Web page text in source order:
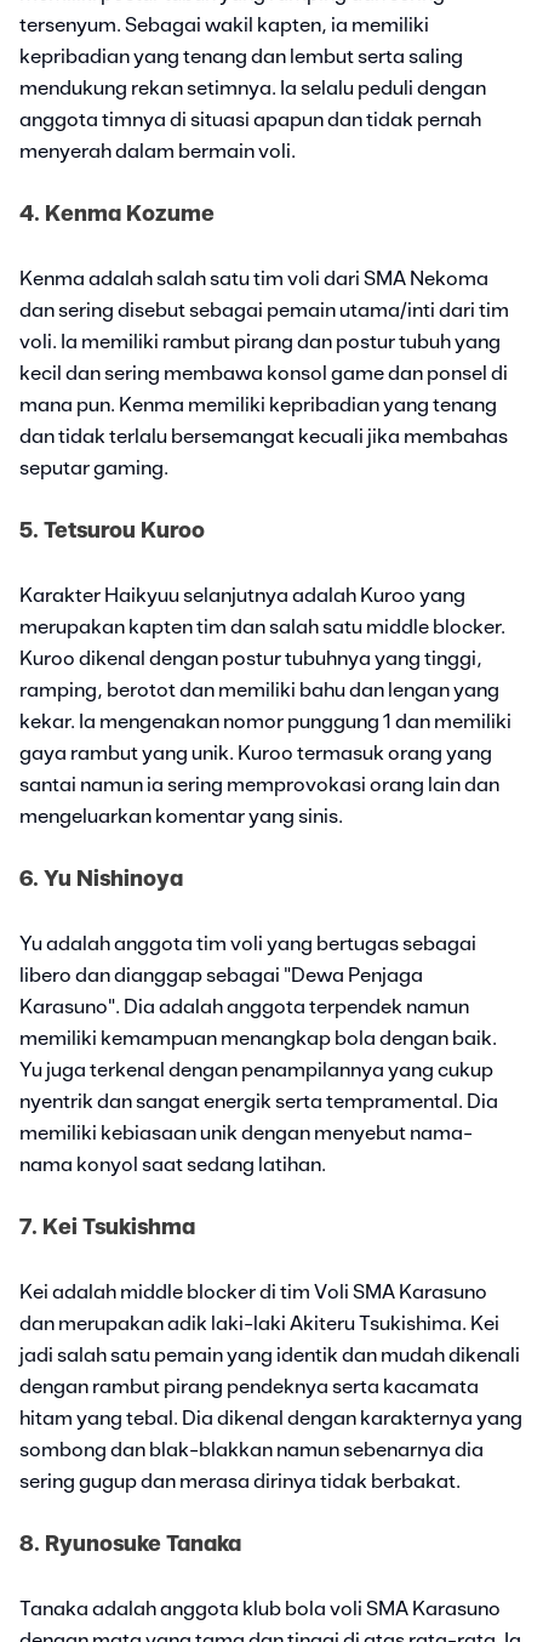
tersenyum. Sebagai wakil kapten, ia memiliki
kepribadian yang tenang dan lembut serta saling
mendukung rekan setimnya. Ia selalu peduli dengan
anggota timnya di situasi apapun dan tidak pernah
menyerah dalam bermain voli.
4. Kenma Kozume
Kenma adalah salah satu tim voli dari SMA Nekoma
dan sering disebut sebagai pemain utama/inti dari tim
voli. Ia memiliki rambut pirang dan postur tubuh yang
kecil dan sering membawa konsol game dan ponsel di
mana pun. Kenma memiliki kepribadian yang tenang
dan tidak terlalu bersemangat kecuali jika membahas
seputar gaming.
5. Tetsurou Kuroo
Karakter Haikyuu selanjutnya adalah Kuroo yang
merupakan kapten tim dan salah satu middle blocker.
Kuroo dikenal dengan postur tubuhnya yang tinggi,
ramping, berotot dan memiliki bahu dan lengan yang
kekar. Ia mengenakan nomor punggung 1 dan memiliki
gaya rambut yang unik. Kuroo termasuk orang yang
santai namun ia sering memprovokasi orang lain dan
mengeluarkan komentar yang sinis.
6. Yu Nishinoya
Yu adalah anggota tim voli yang bertugas sebagai
libero dan dianggap sebagai "Dewa Penjaga
Karasuno". Dia adalah anggota terpendek namun
memiliki kemampuan menangkap bola dengan baik.
Yu juga terkenal dengan penampilannya yang cukup
nyentrik dan sangat energik serta tempramental. Dia
memiliki kebiasaan unik dengan menyebut nama-
nama konyol saat sedang latihan.
7. Kei Tsukishma
Kei adalah middle blocker di tim Voli SMA Karasuno
dan merupakan adik laki-laki Akiteru Tsukishima. Kei
jadi salah satu pemain yang identik dan mudah dikenali
dengan rambut pirang pendeknya serta kacamata
hitam yang tebal. Dia dikenal dengan karakternya yang
sombong dan blak-blakkan namun sebenarnya dia
sering gugup dan merasa dirinya tidak berbakat.
8. Ryunosuke Tanaka
Tanaka adalah anggota klub bola voli SMA Karasuno